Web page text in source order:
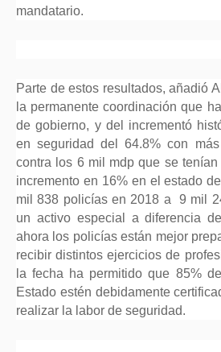
mandatario.
Parte de estos resultados, añadió
la permanente coordinación que
de gobierno, y del incrementó
en seguridad del 64.8% con
contra los 6 mil mdp que se
incremento en 16% en el estado
mil 838 policías en 2018 a 9 mil
un activo especial a diferencia
ahora los policías están mejor
recibir distintos ejercicios de
la fecha ha permitido que 85%
Estado estén debidamente
realizar la labor de seguridad.